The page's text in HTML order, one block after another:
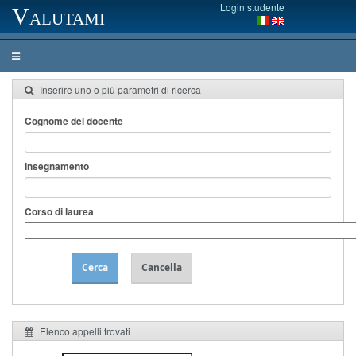
Valutami Login studente
Inserire uno o più parametri di ricerca
Cognome del docente
Insegnamento
Corso di laurea
Cerca Cancella
Elenco appelli trovati